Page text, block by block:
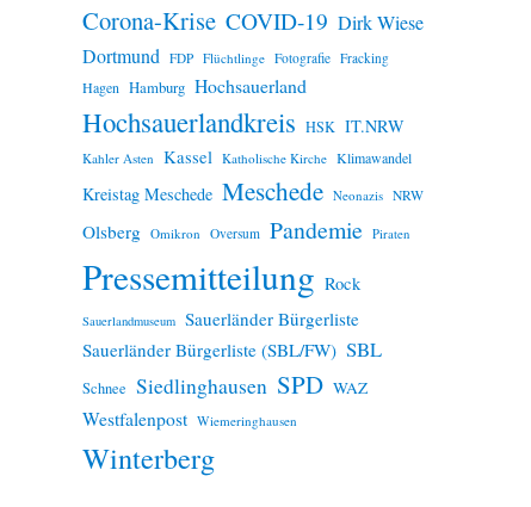
Corona-Krise COVID-19 Dirk Wiese
Dortmund FDP Flüchtlinge Fotografie Fracking
Hagen Hamburg Hochsauerland
Hochsauerlandkreis HSK IT.NRW
Kahler Asten Kassel Katholische Kirche Klimawandel
Kreistag Meschede Meschede Neonazis NRW
Olsberg Omikron Oversum Pandemie Piraten
Pressemitteilung Rock
Sauerlandmuseum Sauerländer Bürgerliste
Sauerländer Bürgerliste (SBL/FW) SBL
Schnee Siedlinghausen SPD WAZ
Westfalenpost Wiemeringhausen
Winterberg